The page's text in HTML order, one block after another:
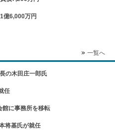
億6,000万円
一覧へ
の木田庄一郎氏
任
館に事務所を移転
将基氏が就任